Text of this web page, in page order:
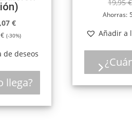
€.
€El
precio
es:
16,07 €.
€ (-30%)
de deseos
llega?
19,95€
Ahorras:
Añadir a